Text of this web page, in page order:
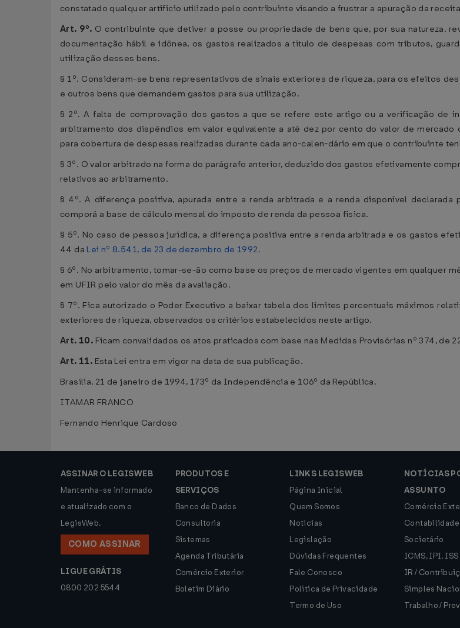
constatado qualquer artifício utilizado pelo contribuinte visando a frustrar a apuração da
Art. 9º. O contribuinte que detiver a posse ou propriedade de bens que, por sua natureza,
documentação hábil e idônea, os gastos realizados a título de despesas com tributos,
utilização desses bens.
§ 1º. Consideram-se bens representativos de sinais exteriores de riqueza, para os efeitos
e outros bens que demandem gastos para sua utilização.
§ 2º. A falta de comprovação dos gastos a que se refere este artigo ou a verificação de
arbitramento dos dispêndios em valor equivalente a até dez por cento do valor de
para cobertura de despesas realizadas durante cada ano-calen-dário em que o contribuinte
§ 3º. O valor arbitrado na forma do parágrafo anterior, deduzido dos gastos efetivamente
relativos ao arbitramento.
§ 4º. A diferença positiva, apurada entre a renda arbitrada e a renda disponível
comporá a base de cálculo mensal do imposto de renda da pessoa física.
§ 5º. No caso de pessoa jurídica, a diferença positiva entre a renda arbitrada e os gastos
44 da Lei nº 8.541, de 23 de dezembro de 1992.
§ 6º. No arbitramento, tomar-se-ão como base os preços de mercado vigentes em qualquer
em UFIR pelo valor do mês da avaliação.
§ 7º. Fica autorizado o Poder Executivo a baixar tabela dos limites percentuais máximos
exteriores de riqueza, observados os critérios estabelecidos neste artigo.
Art. 10. Ficam convalidados os atos praticados com base nas Medidas Provisórias nº 374, de
Art. 11. Esta Lei entra em vigor na data de sua publicação.
Brasília, 21 de janeiro de 1994, 173º da Independência e 106º da República.
ITAMAR FRANCO
Fernando Henrique Cardoso
ASSINAR O LEGISWEB
Mantenha-se informado
e atualizado com o
LegisWeb.
COMO ASSINAR
LIGUE GRÁTIS
0800 202 5544
PRODUTOS E
SERVIÇOS
Banco de Dados
Consultoria
Sistemas
Agenda Tributária
Comércio Exterior
Boletim Diário
LINKS LEGISWEB
Página Inicial
Quem Somos
Notícias
Legislação
Dúvidas Frequentes
Fale Conosco
Política de Privacidade
Termo de Uso
NOTÍCIAS
ASSUNTO
Comércio
Contabilidade
Societário
ICMS, IPI,
IR /
Simples
Trabalho /